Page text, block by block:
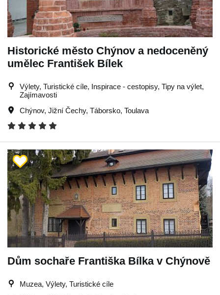
Historické město Chýnov a nedoceněný
umělec František Bílek
Výlety, Turistické cíle, Inspirace - cestopisy, Tipy na výlet,
Zajímavosti
Chýnov, Jižní Čechy, Táborsko, Toulava
Dům sochaře Františka Bílka v Chýnově
Muzea, Výlety, Turistické cíle